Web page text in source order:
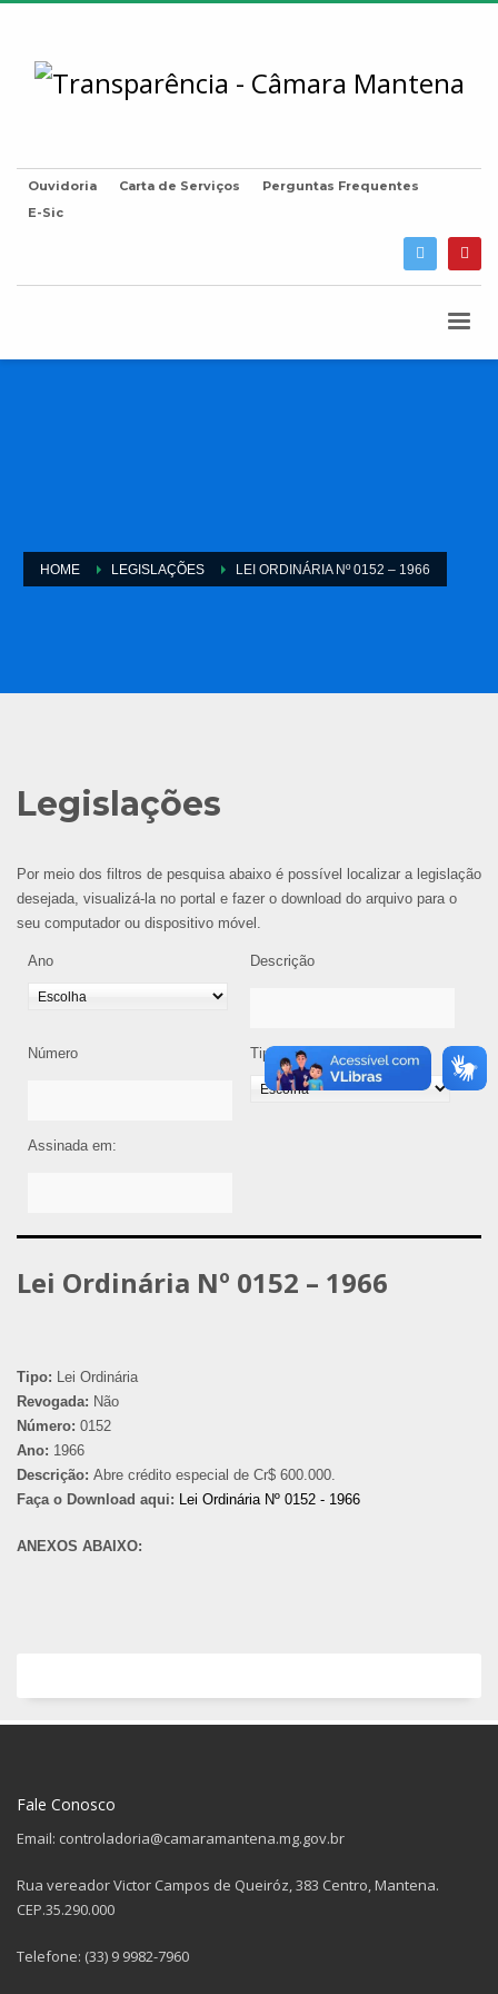
Ouvidoria Carta de Serviços
Perguntas Frequentes
E-Sic
HOME LEGISLAÇÕES LEI ORDINÁRIA Nº 0152 – 1966
Legislações
Por meio dos filtros de pesquisa abaixo é possível localizar a legislação
desejada, visualizá-la no portal e fazer o download do arquivo para o
seu computador ou dispositivo móvel.
Ano Descrição
Número Tipo de Legislação
Assinada em:
Lei Ordinária Nº 0152 – 1966
Tipo: Lei Ordinária
Revogada: Não
Número: 0152
Ano: 1966
Descrição: Abre crédito especial de Cr$ 600.000.
Faça o Download aqui: Lei Ordinária Nº 0152 - 1966
ANEXOS ABAIXO:
Fale Conosco
Email: controladoria@camaramantena.mg.gov.br
Rua vereador Victor Campos de Queiróz, 383 Centro, Mantena.
CEP.35.290.000
Telefone: (33) 9 9982-7960